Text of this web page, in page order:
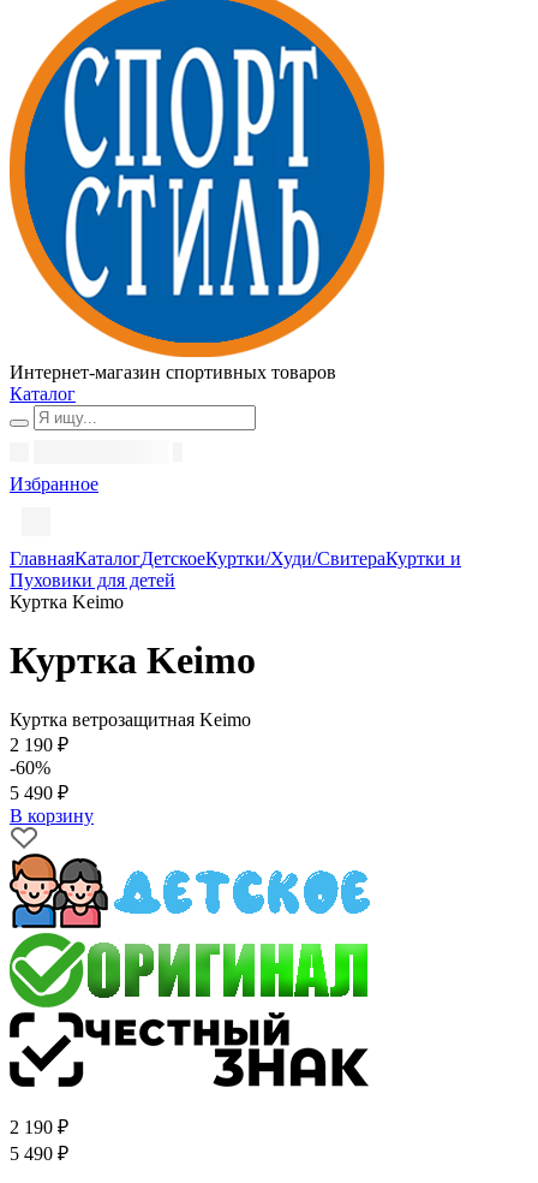
Интернет-магазин спортивных товаров
Каталог
Избранное
ГлавнаяКаталогДетскоеКуртки/Худи/СвитераКуртки и
Пуховики для детей
Куртка Keimo
Куртка Keimo
Куртка ветрозащитная Keimo
2 190 ₽
-60%
5 490 ₽
В корзину
2 190 ₽
5 490 ₽